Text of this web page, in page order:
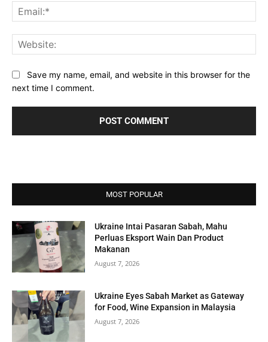
Save my name, email, and website in this browser for the
next time I comment.
MOST POPULAR
Ukraine Intai Pasaran Sabah, Mahu
Perluas Eksport Wain Dan Product
Makanan
August 7, 2026
Ukraine Eyes Sabah Market as Gateway
for Food, Wine Expansion in Malaysia
August 7, 2026